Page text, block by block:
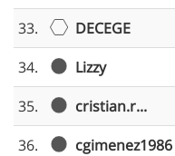
33.
DECEGE
34.
Lizzy
35.
cristian.r...
36.
cgimenez1986